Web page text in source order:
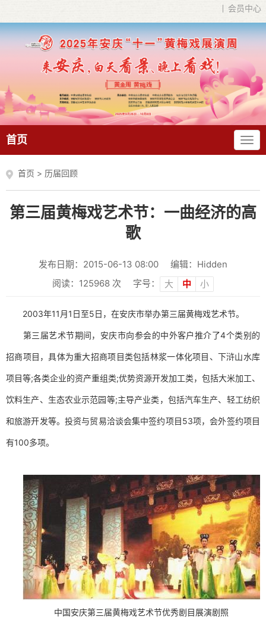
会员中心
首页
首页 > 历届回顾
第三届黄梅戏艺术节：一曲经济的高
歌
发布日期：2015-06-13 08:00
编辑：Hidden
阅读： 125968 次 字号： 大 中 小
2003年11月1日至5日，在安庆市举办第三届黄梅戏艺术节。
第三届艺术节期间，安庆市向参会的中外客户推介了4个类别的
招商项目，具体为重大招商项目类包括林浆一体化项目、下浒山水库
项目等;各类企业的资产重组类;优势资源开发加工类，包括大米加工、
饮料生产、生态农业示范园等;主导产业类，包括汽车生产、轻工纺织
和旅游开发等。投资与贸易洽谈会集中签约项目53项，会外签约项目
有100多项。
中国安庆第三届黄梅戏艺术节优秀剧目展演剧照